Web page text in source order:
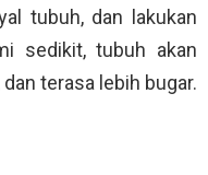
tubuh, dan lakukan
sedikit, tubuh akan
terasa lebih bugar.